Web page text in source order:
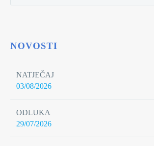
NOVOSTI
NATJEČAJ
03/08/2026
ODLUKA
29/07/2026